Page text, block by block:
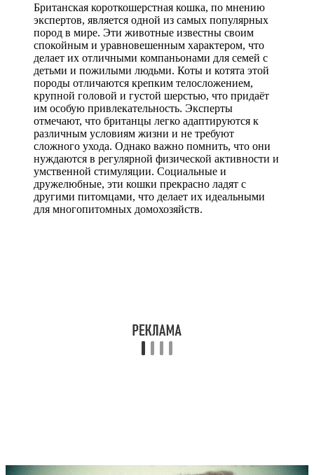
Британская короткошерстная кошка, по мнению
экспертов, является одной из самых популярных
пород в мире. Эти животные известны своим
спокойным и уравновешенным характером, что
делает их отличными компаньонами для семей с
детьми и пожилыми людьми. Коты и котята этой
породы отличаются крепким телосложением,
крупной головой и густой шерстью, что придаёт
им особую привлекательность. Эксперты
отмечают, что британцы легко адаптируются к
различным условиям жизни и не требуют
сложного ухода. Однако важно помнить, что они
нуждаются в регулярной физической активности и
умственной стимуляции. Социальные и
дружелюбные, эти кошки прекрасно ладят с
другими питомцами, что делает их идеальными
для многопитомных домохозяйств.